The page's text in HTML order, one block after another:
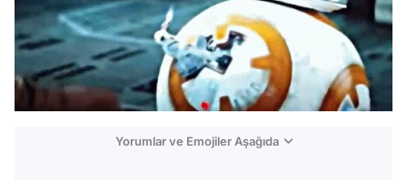
Yorumlar ve Emojiler Aşağıda